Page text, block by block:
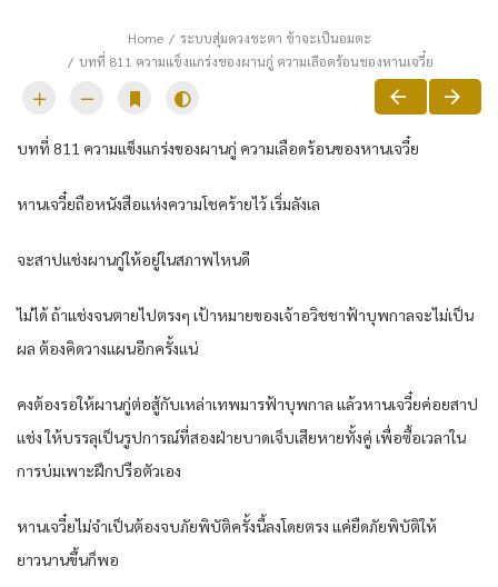
Home
ระบบสุ่มดวงชะตา ข้าจะเป็นอมตะ
บทที่ 811 ความแข็งแกร่งของผานกู่ ความเลือดร้อนของหานเจวี๋ย
บทที่ 811 ความแข็งแกร่งของผานกู่ ความเลือดร้อนของหานเจวี๋ย
หานเจวี๋ยถือหนังสือแห่งความโชคร้ายไว้ เริ่มลังเล
จะสาปแช่งผานกู่ให้อยู่ในสภาพไหนดี
ไม่ได้ ถ้าแช่งจนตายไปตรงๆ เป้าหมายของเจ้าอวิชชาฟ้าบุพกาลจะไม่เป็น
ผล ต้องคิดวางแผนอีกครั้งแน่
คงต้องรอให้ผานกู่ต่อสู้กับเหล่าเทพมารฟ้าบุพกาล แล้วหานเจวี๋ยค่อยสาป
แช่ง ให้บรรลุเป็นรูปการณ์ที่สองฝ่ายบาดเจ็บเสียหายทั้งคู่ เพื่อซื้อเวลาใน
การบ่มเพาะฝึกปรือตัวเอง
หานเจวี๋ยไม่จำเป็นต้องจบภัยพิบัติครั้งนี้ลงโดยตรง แค่ยืดภัยพิบัติให้
ยาวนานขึ้นก็พอ